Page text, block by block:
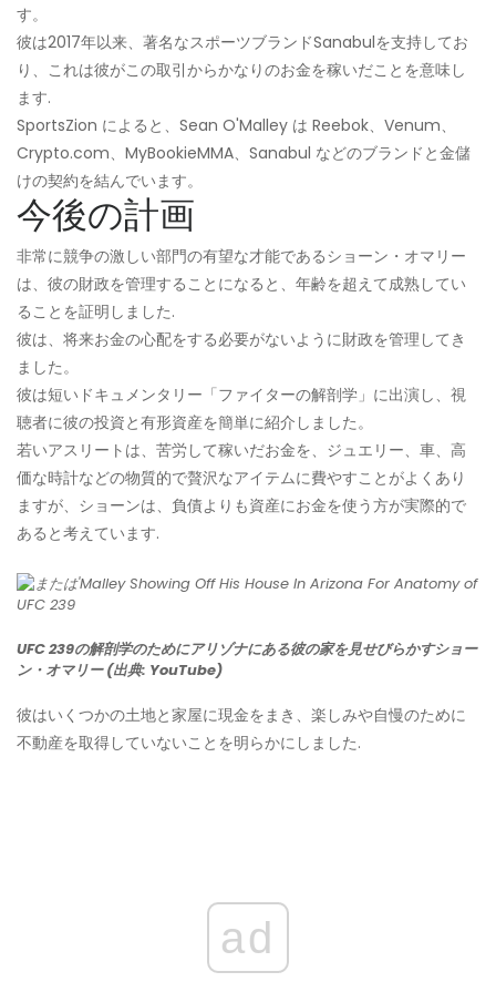
す。
彼は2017年以来、著名なスポーツブランドSanabulを支持してお
り、これは彼がこの取引からかなりのお金を稼いだことを意味し
ます.
SportsZion によると、Sean O'Malley は Reebok、Venum、
Crypto.com、MyBookieMMA、Sanabul などのブランドと金儲
けの契約を結んでいます。
今後の計画
非常に競争の激しい部門の有望な才能であるショーン・オマリー
は、彼の財政を管理することになると、年齢を超えて成熟してい
ることを証明しました.
彼は、将来お金の心配をする必要がないように財政を管理してき
ました。
彼は短いドキュメンタリー「ファイターの解剖学」に出演し、視
聴者に彼の投資と有形資産を簡単に紹介しました。
若いアスリートは、苦労して稼いだお金を、ジュエリー、車、高
価な時計などの物質的で贅沢なアイテムに費やすことがよくあり
ますが、ショーンは、負債よりも資産にお金を使う方が実際的で
あると考えています.
UFC 239の解剖学のためにアリゾナにある彼の家を見せびらかすショー
ン・オマリー (出典: YouTube)
彼はいくつかの土地と家屋に現金をまき、楽しみや自慢のために
不動産を取得していないことを明らかにしました.
ad